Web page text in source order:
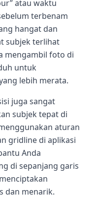
atau waktu
terbenam
hangat dan
subjek terlihat
mengambil foto di
untuk
lebih merata.
juga sangat
subjek tepat di
aturan
gridline di aplikasi
Anda
di sepanjang garis
dan menarik.